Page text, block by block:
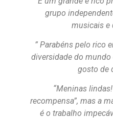
grupo
musicais e
” Parabéns pelo rico
diversidade do
gosto de
“Meninas
recompensa”, mas a
é o trabalho